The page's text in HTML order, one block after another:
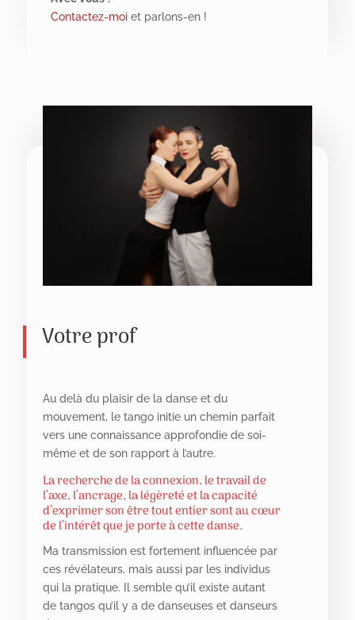
Contactez-moi et parlons-en !
Votre prof
Au delà du plaisir de la danse et du
mouvement, le tango initie un chemin parfait
vers une connaissance approfondie de soi-
même et de son rapport à l’autre.
La recherche de la connexion, le travail de
l’axe, l’ancrage, la légèreté et la capacité
d’exprimer son être tout entier sont au cœur
de l’intérêt que je porte à cette danse.
Ma transmission est fortement influencée par
ces révélateurs, mais aussi par les individus
qui la pratique. Il semble qu’il existe autant
de tangos qu’il y a de danseuses et danseurs